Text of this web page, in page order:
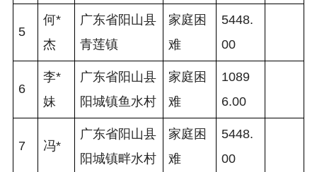
5
何*
杰
广东省阳山县
青莲镇
家庭困
难
5448.
00
6
李*
妹
广东省阳山县
阳城镇鱼水村
家庭困
难
1089
6.00
7 冯*
广东省阳山县
阳城镇畔水村
家庭困
难
5448.
00